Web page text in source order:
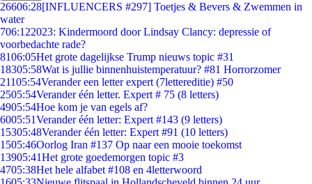
26606:28[INFLUENCERS #297] Toetjes & Bevers & Zwemmen in
water
706:122023: Kindermoord door Lindsay Clancy: depressie of
voorbedachte rade?
8106:05Het grote dagelijkse Trump nieuws topic #31
18305:58Wat is jullie binnenhuistemperatuur? #81 Horrorzomer
21105:54Verander een letter expert (7lettereditie) #50
2505:54Verander één letter. Expert # 75 (8 letters)
4905:54Hoe kom je van egels af?
6005:51Verander één letter: Expert #143 (9 letters)
15305:48Verander één letter: Expert #91 (10 letters)
1505:46Oorlog Iran #137 Op naar een mooie toekomst
13905:41Het grote goedemorgen topic #3
4705:38Het hele alfabet #108 en 4letterwoord